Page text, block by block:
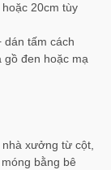
20cm tùy
dán tấm cách
gồ đen hoặc mạ
xưởng từ cột,
bằng bê